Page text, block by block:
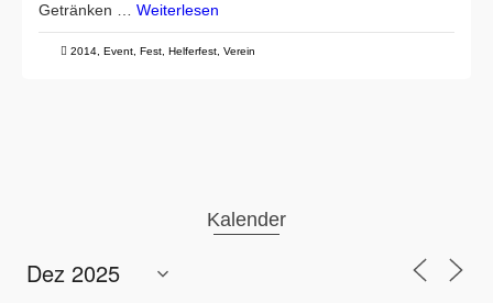
Getränken … Weiterlesen
2014 Event Fest Helferfest Verein
Kalender